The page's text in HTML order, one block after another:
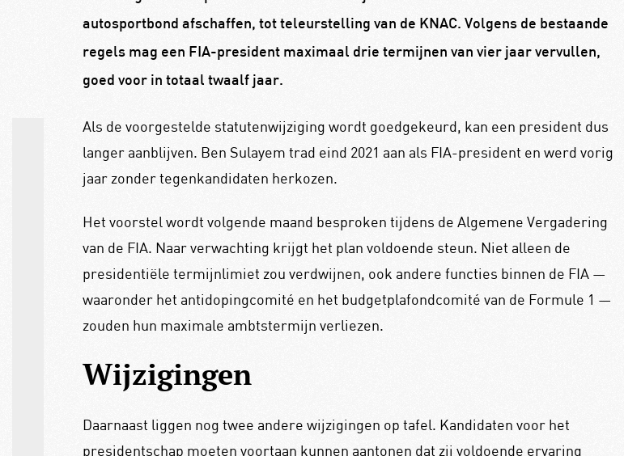
autosportbond afschaffen, tot teleurstelling van de KNAC. Volgens de bestaande
regels mag een FIA-president maximaal drie termijnen van vier jaar vervullen,
goed voor in totaal twaalf jaar.
Als de voorgestelde statutenwijziging wordt goedgekeurd, kan een president dus
langer aanblijven. Ben Sulayem trad eind 2021 aan als FIA-president en werd vorig
jaar zonder tegenkandidaten herkozen.
Het voorstel wordt volgende maand besproken tijdens de Algemene Vergadering
van de FIA. Naar verwachting krijgt het plan voldoende steun. Niet alleen de
presidentiële termijnlimiet zou verdwijnen, ook andere functies binnen de FIA —
waaronder het antidopingcomité en het budgetplafondcomité van de Formule 1 —
zouden hun maximale ambtstermijn verliezen.
Wijzigingen
Daarnaast liggen nog twee andere wijzigingen op tafel. Kandidaten voor het
presidentschap moeten voortaan kunnen aantonen dat zij voldoende ervaring